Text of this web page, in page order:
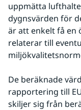
uppmätta
dygnsvärden för
är att enkelt få en
relaterar till
De beräknade
rapportering till
skiljer sig från